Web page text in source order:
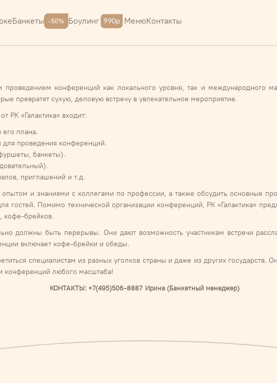
Банкеты Боулинг МенюКонтакты
проведением конференций как локального уровня, так и международного
превратят сухую, деловую встречу в увлекательное мероприятие.
РК «Галактика» входит:
его плана.
для проведения конференций.
банкеты).
приглашений и т.д.
опытом и знаниями с коллегами по профессии, а также обсудить основные
гостей. Помимо технической организации конференций, РК «Галактика»
кофе-брейков.
должны быть перерывы. Они дают возможность участникам встречи
включает кофе-брейки и обеды.
специалистам из разных уголков страны и даже из других
конференций любого масштаба!
КОНТАКТЫ: +7(495)506-8887 Ирина (Банкетный менеджер)